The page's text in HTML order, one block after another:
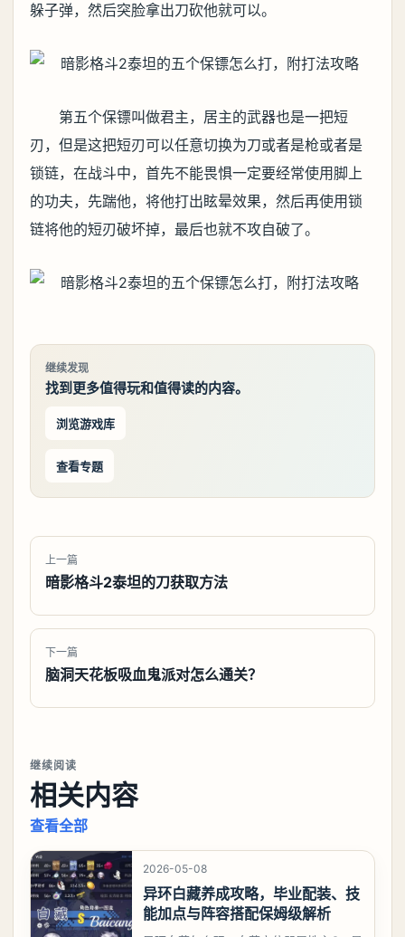
躲子弹，然后突脸拿出刀砍他就可以。
第五个保镖叫做君主，居主的武器也是一把短
刃，但是这把短刃可以任意切换为刀或者是枪或者是
锁链，在战斗中，首先不能畏惧一定要经常使用脚上
的功夫，先踹他，将他打出眩晕效果，然后再使用锁
链将他的短刃破坏掉，最后也就不攻自破了。
继续发现
找到更多值得玩和值得读的内容。
浏览游戏库
查看专题
上一篇
暗影格斗2泰坦的刀获取方法
下一篇
脑洞天花板吸血鬼派对怎么通关？
继续阅读
相关内容
查看全部
2026-05-08
异环白藏养成攻略，毕业配装、技
能加点与阵容搭配保姆级解析